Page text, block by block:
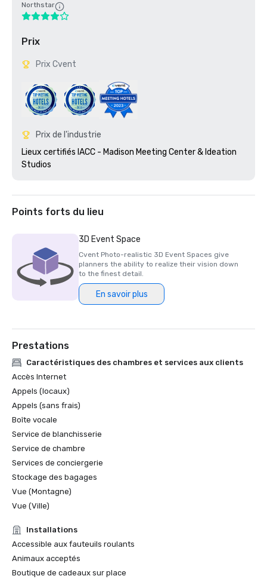
Northstar
Prix
Prix Cvent
Prix de l'industrie
Lieux certifiés IACC - Madison Meeting Center & Ideation
Points forts du lieu
3D Event Space
Cvent Photo-realistic 3D Event Spaces give
planners the ability to realize their vision down
to the finest detail.
En savoir plus
Prestations
Caractéristiques des chambres et services aux clients
Accès Internet
Appels (locaux)
Appels (sans frais)
Boîte vocale
Service de blanchisserie
Service de chambre
Services de conciergerie
Stockage des bagages
Vue (Montagne)
Vue (Ville)
Installations
Accessible aux fauteuils roulants
Animaux acceptés
Boutique de cadeaux sur place